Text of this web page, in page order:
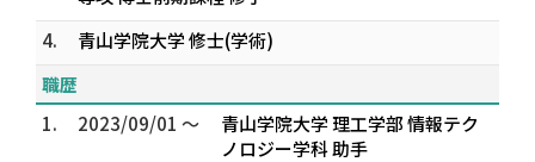
4.
青山学院大学 修士(学術)
職歴
1.
2023/09/01 ～
青山学院大学 理工学部 情報テク
ノロジー学科 助手